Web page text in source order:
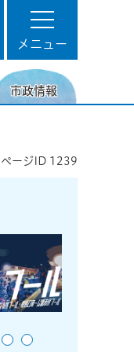
メニュー
市政情報
ページID 1239